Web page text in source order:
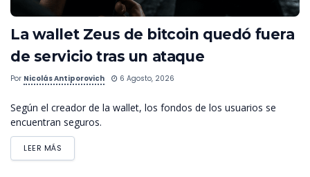
La wallet Zeus de bitcoin quedó fuera
de servicio tras un ataque
Por Nicolás Antiporovich 6 Agosto, 2026
Según el creador de la wallet, los fondos de los usuarios se
encuentran seguros.
LEER MÁS